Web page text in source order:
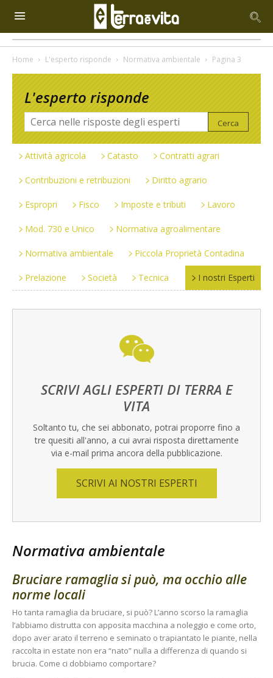
Home L'esperto risponde Normativa ambientale Pagina 3
L'esperto risponde
Attività agricola Catasto Contratti agrari
Contribuzioni e retribuzioni Diritto agrario
Espropri Fisco Imposte e tributi Lavoro
Mod. 730 e Unico Normativa agroalimentare
Normativa ambientale Piccola Proprietà Contadina
Prelazione Società Tecnica I nostri Esperti
SCRIVI AGLI ESPERTI DI TERRA E
VITA
Soltanto tu, che sei abbonato, potrai proporre fino a
tre quesiti all'anno, a cui avrai risposta direttamente
via e-mail prima ancora della pubblicazione.
SCRIVI AI NOSTRI ESPERTI
Normativa ambientale
Bruciare ramaglia si può, ma occhio alle
norme locali
Ho tanta ramaglia da bruciare, si può? L’anno scorso la ramaglia
l’abbiamo distrutta con apposita macchina a noleggio e come orto,
dopo aver arato il terreno e seminato o trapiantato le piante, nella
raccolta in estate non era “nato” nulla a differenza di quando si
brucia. Come ci dobbiamo comportare?